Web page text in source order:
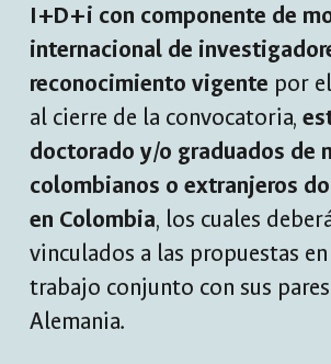
I+D+i con componente de
internacional de
reconocimiento vigente por
al cierre de la convocatoria,
doctorado y/o graduados de
colombianos o extranjeros
en Colombia, los cuales
vinculados a las propuestas
trabajo conjunto con sus
Alemania.